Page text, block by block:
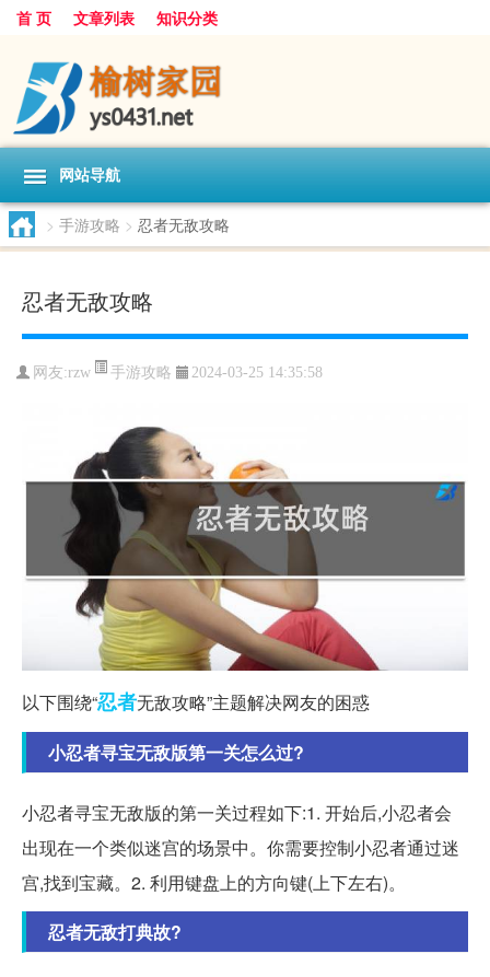
首 页 文章列表 知识分类
网站导航
> 手游攻略 > 忍者无敌攻略
忍者无敌攻略
网友:rzw 手游攻略 2024-03-25 14:35:58
以下围绕“忍者无敌攻略”主题解决网友的困惑
小忍者寻宝无敌版第一关怎么过?
小忍者寻宝无敌版的第一关过程如下:1. 开始后,小忍者会
出现在一个类似迷宫的场景中。你需要控制小忍者通过迷
宫,找到宝藏。2. 利用键盘上的方向键(上下左右)。
忍者无敌打典故?